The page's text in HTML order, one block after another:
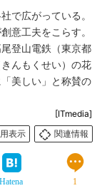
で広がっている。
意工夫をこらす。
登山電鉄（東京都
んもくせい）の花
美しい」と称賛の
[ITmedia]
表示
関連情報
Hatena 1